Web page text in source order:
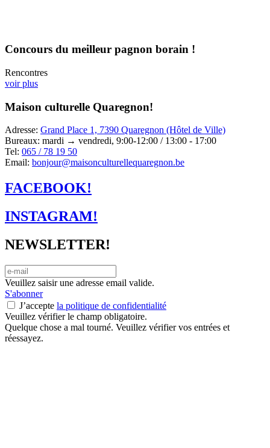
Concours du meilleur pagnon borain !
Rencontres
voir plus
Maison culturelle Quaregnon!
Adresse: Grand Place 1, 7390 Quaregnon (Hôtel de Ville)
Bureaux: mardi → vendredi, 9:00-12:00 / 13:00 - 17:00
Tel: 065 / 78 19 50
Email: bonjour@maisonculturellequaregnon.be
FACEBOOK!
INSTAGRAM!
NEWSLETTER!
Veuillez saisir une adresse email valide.
S'abonner
J’accepte la politique de confidentialité
Veuillez vérifier le champ obligatoire.
Quelque chose a mal tourné. Veuillez vérifier vos entrées et
réessayez.